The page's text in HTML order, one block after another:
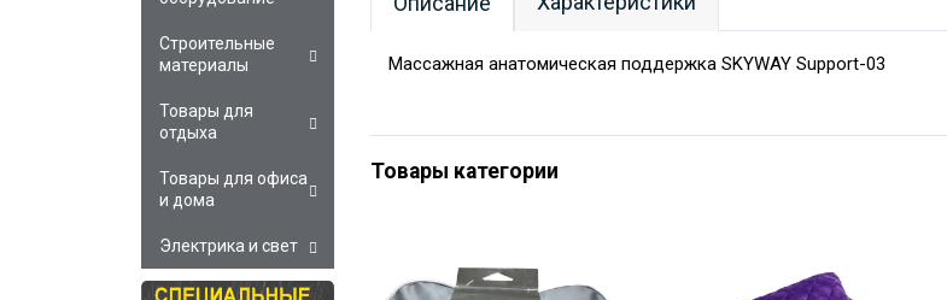
Массажная анатомическая поддержка SKYWAY Support-03
Товары категории
Строительные
материалы
Товары для
отдыха
Товары для офиса
и дома
Электрика и свет